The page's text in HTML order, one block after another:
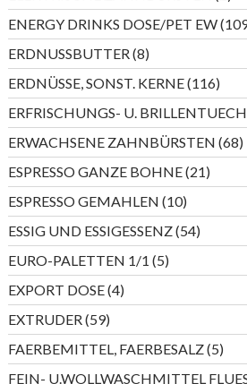
ENERGY DRINKS DOSE/PET EW
ERDNUSSBUTTER 88
Produkte
ERDNÜSSE, SONST. KERNE 116116
ERFRISCHUNGS- U.
ERWACHSENE ZAHNBÜRSTEN 6868
ESPRESSO GANZE BOHNE 2121
ESPRESSO GEMAHLEN 1010
Produkte
ESSIG UND ESSIGESSENZ 5454
EURO-PALETTEN 1/1 55
Produkte
EXPORT DOSE 44
Produkte
EXTRUDER 5959
Produkte
FAERBEMITTEL, FAERBESALZ 55
FEIN- U.WOLLWASCHMITTEL